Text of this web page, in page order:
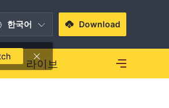
한국어 Download
라이브